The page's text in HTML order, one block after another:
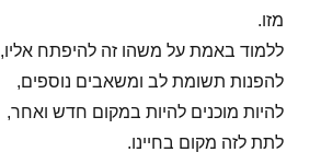
מזו.
ללמוד באמת על משהו זה להיפתח אליו,
להפנות תשומת לב ומשאבים נוספים,
להיות מוכנים להיות במקום חדש ואחר,
לתת לזה מקום בחיינו.